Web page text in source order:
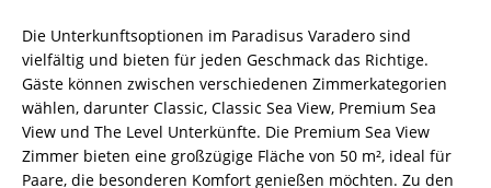
Die Unterkunftsoptionen im Paradisus Varadero sind
vielfältig und bieten für jeden Geschmack das Richtige.
Gäste können zwischen verschiedenen Zimmerkategorien
wählen, darunter Classic, Classic Sea View, Premium Sea
View und The Level Unterkünfte. Die Premium Sea View
Zimmer bieten eine großzügige Fläche von 50 m², ideal für
Paare, die besonderen Komfort genießen möchten. Zu den